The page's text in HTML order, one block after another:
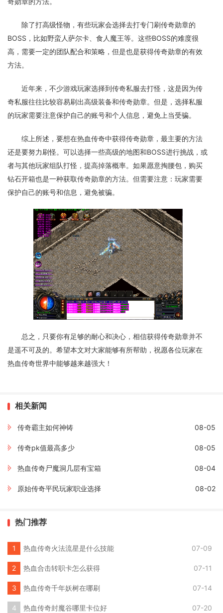
除了打高级怪物，有些玩家会选择去打专门刷传奇勋章的
BOSS，比如野蛮人萨尔卡、食人魔王等。这些BOSS的难度很
高，需要一定的团队配合和策略，但是也是获得传奇勋章的有效
方法。
近年来，不少游戏玩家选择到传奇私服去打怪，这是因为传
奇私服往往比较容易刷出高级装备和传奇勋章。但是，选择私服
的玩家需要注意保护自己的账号和个人信息，避免上当受骗。
综上所述，要想在热血传奇中获得传奇勋章，最主要的方法
还是要努力刷怪。可以选择一些高级的地图和BOSS进行挑战，或
者与其他玩家组队打怪，提高掉落概率。如果愿意掏腰包，购买
钻石开箱也是一种获取传奇勋章的方法。但需要注意：玩家需要
保护自己的账号和信息，避免被骗。
总之，只要你有足够的耐心和决心，相信获得传奇勋章并不
是遥不可及的。希望本文对大家能够有所帮助，祝愿各位玩家在
热血传奇世界中能够越来越强大！
相关新闻
传奇霸主如何神铸 08-05
传奇pk值最高多少 08-05
热血传奇尸魔洞几层有宝箱 08-04
原始传奇平民玩家职业选择 08-02
热门推荐
热血传奇火法流星是什么技能 07-09
热血合击转职卡怎么获得 07-11
热血传奇千年妖树在哪刷 07-14
热血传奇封魔谷哪里卡位好 07-20